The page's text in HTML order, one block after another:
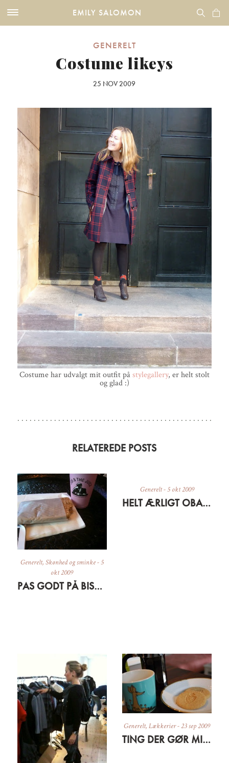
EMILY SALOMON
GENERELT
Costume likeys
25 NOV 2009
Costume har udvalgt mit outfit påstylegallery, er helt stolt
og glad :)
RELATEREDE POSTS
Generelt, Skønhed og sminke-5
okt 2009
PAS GODT PÅ BISSERNE OG HUDEN
Generelt-5 okt 2009
HELT ÆRLIGT OBA-MAN!
Generelt,Lækkerier-23 sep 2009
TING DER GØR MIG GLAD LIGE NU